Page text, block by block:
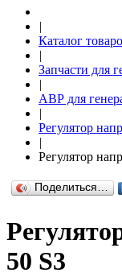
|
Каталог
|
Запчасти для
|
АВР для
|
Регулятор
|
Регулятор
Поделиться…
50 S3